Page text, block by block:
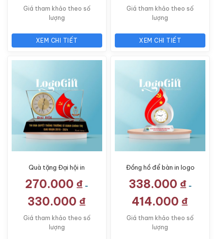
Giá tham khảo theo số
lượng
XEM CHI TIẾT
Giá tham khảo theo số
lượng
XEM CHI TIẾT
Quà tặng Đại hội in
pha lê LG-ĐH11
270.000 ₫ -
330.000 ₫
Giá tham khảo theo số
lượng
Đồng hồ để bàn in logo
dáng ngọn lửa LG-
338.000 ₫ -
414.000 ₫
Giá tham khảo theo số
lượng